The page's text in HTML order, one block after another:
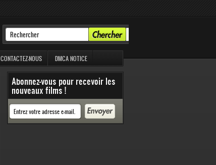
CONTACTEZ-NOUS DMCA NOTICE
Abonnez-vous pour recevoir les
nouveaux films !